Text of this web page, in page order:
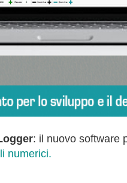
: il nuovo software
numerici.